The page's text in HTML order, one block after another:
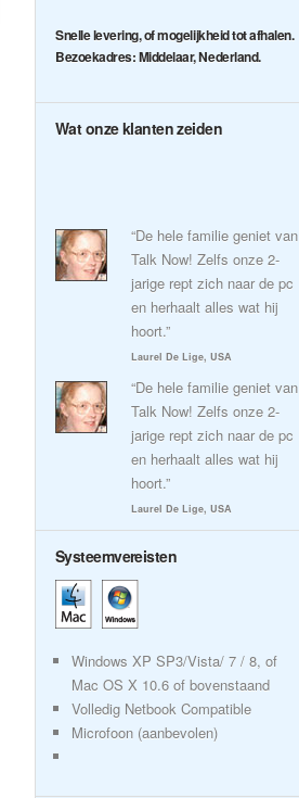
Snelle levering, of mogelijkheid tot afhalen.
Bezoekadres: Middelaar, Nederland.
Wat onze klanten zeiden
“De hele familie geniet van
Talk Now! Zelfs onze 2-
jarige rept zich naar de pc
en herhaalt alles wat hij
hoort.”
Laurel De Lige, USA
“De hele familie geniet van
Talk Now! Zelfs onze 2-
jarige rept zich naar de pc
en herhaalt alles wat hij
hoort.”
Laurel De Lige, USA
Systeemvereisten
Windows XP SP3/Vista/ 7 / 8, of
Mac OS X 10.6 of bovenstaand
Volledig Netbook Compatible
Microfoon (aanbevolen)